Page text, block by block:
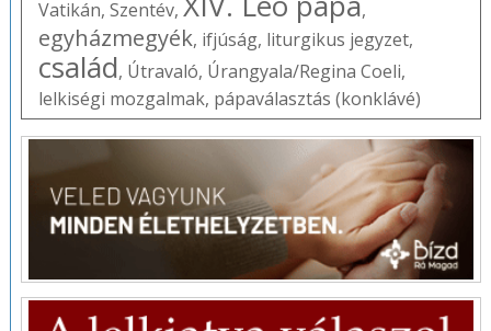
Vatikán, Szentév, ,
egyházmegyék, ifjúság, liturgikus jegyzet,
család, Útravaló, Úrangyala/Regina Coeli,
lelkiségi mozgalmak, pápaválasztás (konklávé)